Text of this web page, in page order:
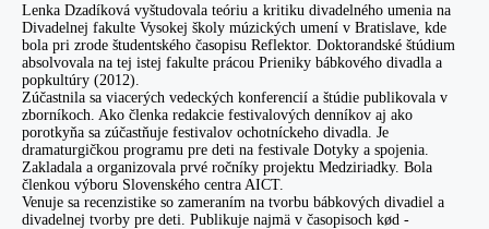
Lenka Dzadíková vyštudovala teóriu a kritiku divadelného umenia na
Divadelnej fakulte Vysokej školy múzických umení v Bratislave, kde
bola pri zrode študentského časopisu Reflektor. Doktorandské štúdium
absolvovala na tej istej fakulte prácou Prieniky bábkového divadla a
popkultúry (2012).
Zúčastnila sa viacerých vedeckých konferencií a štúdie publikovala v
zborníkoch. Ako členka redakcie festivalových denníkov aj ako
porotkyňa sa zúčastňuje festivalov ochotníckeho divadla. Je
dramaturgičkou programu pre deti na festivale Dotyky a spojenia.
Zakladala a organizovala prvé ročníky projektu Medziriadky. Bola
členkou výboru Slovenského centra AICT.
Venuje sa recenzistike so zameraním na tvorbu bábkových divadiel a
divadelnej tvorby pre deti. Publikuje najmä v časopisoch kød -